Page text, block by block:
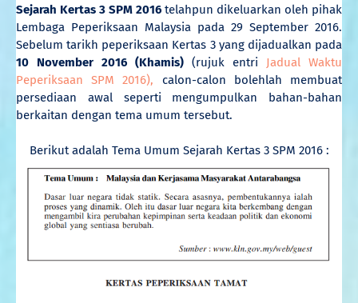
Sejarah Kertas 3 SPM 2016 telahpun dikeluarkan oleh pihak
Lembaga Peperiksaan Malaysia pada 29 September 2016.
Sebelum tarikh peperiksaan Kertas 3 yang dijadualkan pada
10 November 2016 (Khamis) (rujuk entri Jadual Waktu
Peperiksaan SPM 2016), calon-calon bolehlah membuat
persediaan awal seperti mengumpulkan bahan-bahan
berkaitan dengan tema umum tersebut.
Berikut adalah Tema Umum Sejarah Kertas 3 SPM 2016 :